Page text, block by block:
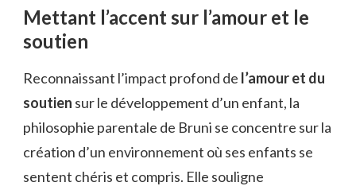
Mettant l’accent sur l’amour et le
soutien
Reconnaissant l’impact profond de l’amour et du
soutien sur le développement d’un enfant, la
philosophie parentale de Bruni se concentre sur la
création d’un environnement où ses enfants se
sentent chéris et compris. Elle souligne